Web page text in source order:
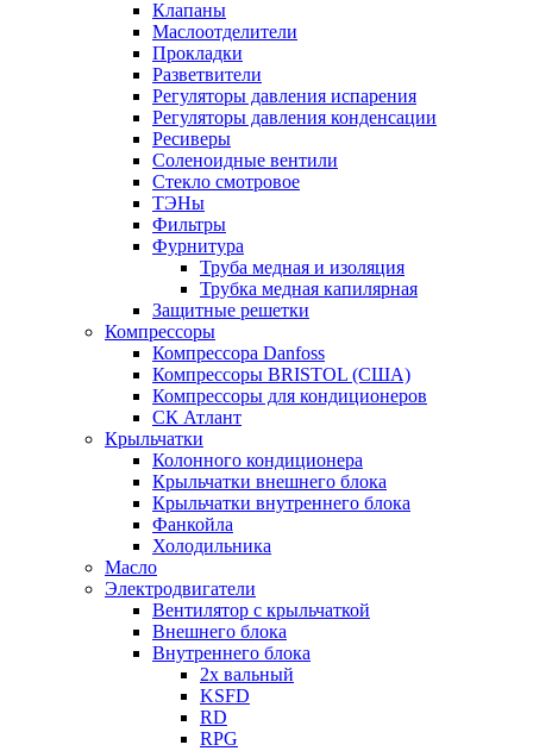
Клапаны
Маслоотделители
Прокладки
Разветвители
Регуляторы давления испарения
Регуляторы давления конденсации
Ресиверы
Соленоидные вентили
Стекло смотровое
ТЭНы
Фильтры
Фурнитура
Труба медная и изоляция
Трубка медная капилярная
Защитные решетки
Компрессоры
Компрессора Danfoss
Компрессоры BRISTOL (США)
Компрессоры для кондиционеров
СК Атлант
Крыльчатки
Колонного кондиционера
Крыльчатки внешнего блока
Крыльчатки внутреннего блока
Фанкойла
Холодильника
Масло
Электродвигатели
Вентилятор с крыльчаткой
Внешнего блока
Внутреннего блока
2х вальный
KSFD
RD
RPG